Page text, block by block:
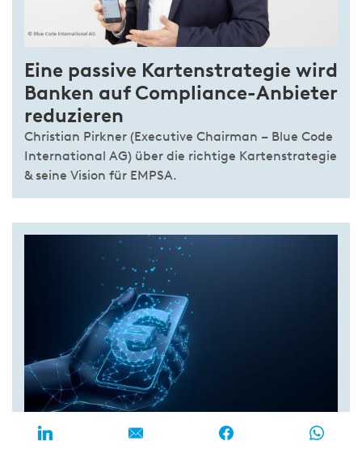
Eine passive Kartenstrategie wird
Banken auf Compliance-Anbieter
reduzieren
Christian Pirkner (Executive Chairman – Blue Code
International AG) über die richtige Kartenstrategie
& seine Vision für EMPSA.